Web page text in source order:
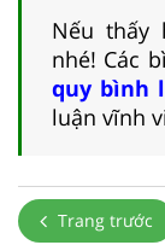
Nếu thấy
nhé! Các
quy bình
luận vĩnh
Trang trước